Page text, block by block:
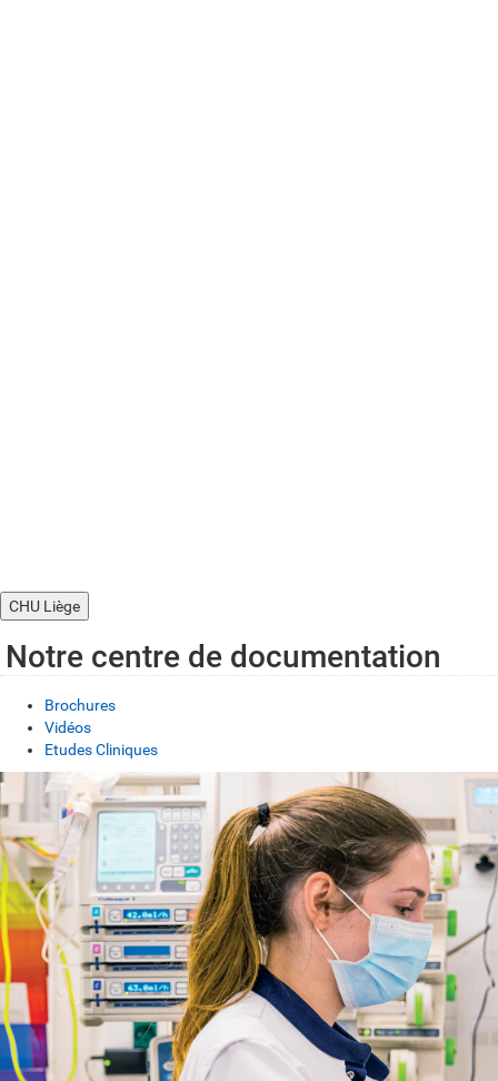
CHU Liège
Notre centre de documentation
Brochures
Vidéos
Etudes Cliniques